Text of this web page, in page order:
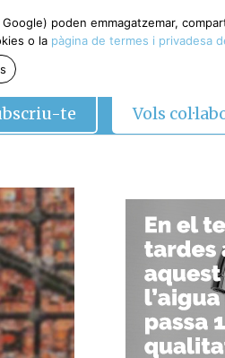
te Vols
poden emmagatzemar,
o la pàgina de termes i privadesa